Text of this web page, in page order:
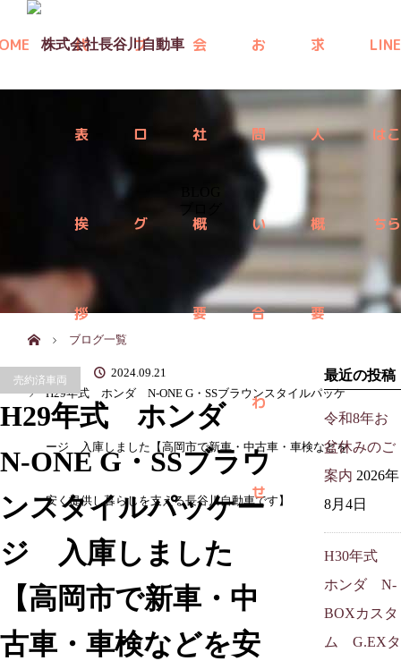
menu
代
表
挨
拶
ブ
ロ
グ
会
社
概
要
お
問
い
合
わ
せ
求
人
概
要
LINE
はこ
ちら
ブログ
ホーム
ブログ一覧
H29年式 ホンダ N-ONE G・SSブラウンスタイルパッケ
ージ 入庫しました【高岡市で新車・中古車・車検などを
安く提供し暮らしを支える長谷川自動車です】
売約済車両
2024.09.21
H29年式 ホンダ
N-ONE G・SSブラウ
ンスタイルパッケー
ジ 入庫しました
【高岡市で新車・中
古車・車検などを安
最近の投稿
令和8年お
盆休みのご
案内 2026年
8月4日
H30年式
ホンダ N-
BOXカスタ
ム G.EXタ